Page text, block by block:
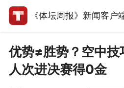
《体坛周报》新闻客户
优势≠胜势？空中
人次进决赛得0金